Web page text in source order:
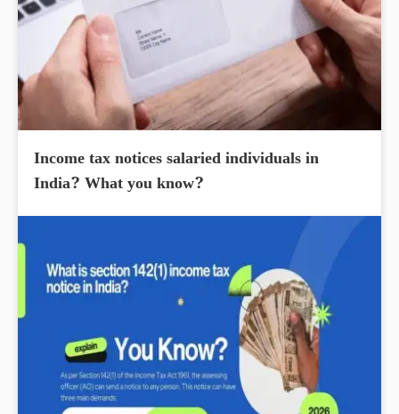
Income tax notices salaried individuals in
India? What you know?